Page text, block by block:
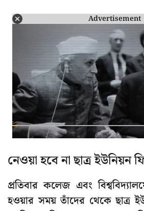
Advertisement
নেওয়া হবে না ছাত্র ইউনিয়ন
প্রতিবার কলেজ এবং
হওয়ার সময় তাঁদের থেকে ছাত্র